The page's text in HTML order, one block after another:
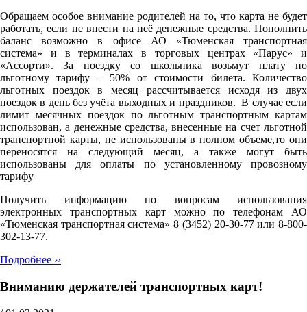
Обращаем особое внимание родителей на то, что карта не будет
работать, если не внести на неё денежные средства. Пополнить
баланс возможно в офисе АО «Тюменская транспортная
система» и в терминалах в торговых центрах «Парус» и
«Ассорти». За поездку со школьника возьмут плату по
льготному тарифу – 50% от стоимости билета. Количество
льготных поездок в месяц рассчитывается исходя из двух
поездок в день без учёта выходных и праздников. В случае если
лимит месячных поездок по льготным транспортным картам
использован, а денежные средства, внесенные на счет льготной
транспортной карты, не использованы в полном объеме,то они
переносятся на следующий месяц, а также могут быть
использованы для оплаты по установленному провозному
тарифу
Получить информацию по вопросам использования
электронных транспортных карт можно по телефонам АО
«Тюменская транспортная система» 8 (3452) 20-30-77 или 8-800-
302-13-77.
Подробнее ››
Вниманию держателей транспортных карт!